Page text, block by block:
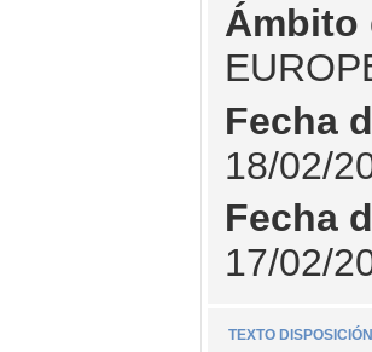
Ámbito
Fecha
18/02/
Fecha
17/02/
TEXTO DISPOSICIÓN